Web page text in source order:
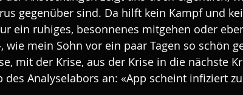
gegenüber sind. Da hilft kein Kampf und
ein ruhiges, besonnenes mitgehen oder
wie mein Sohn vor ein paar Tagen so schön
mit der Krise, aus der Krise in die nächste
des Analyselabors an: «App scheint infiziert